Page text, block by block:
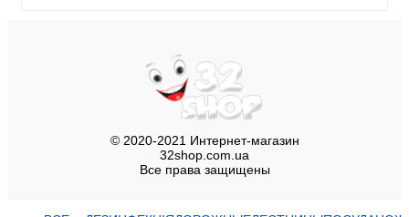
© 2020-2021 Интернет-магазин
32shop.com.ua
Все права защищены